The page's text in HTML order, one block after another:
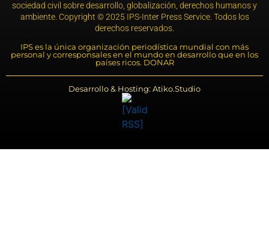
sociedad civil sobre desarrollo, globalización, derechos humanos y
ambiente. Copyright © 2025 IPS-Inter Press Service. Todos los
derechos reservados.
IPS es la única organización periodística mundial con más
personal y corresponsales en el mundo en desarrollo que en los
países ricos. DONAR
Desarrollo & Hosting: Atiko.Studio